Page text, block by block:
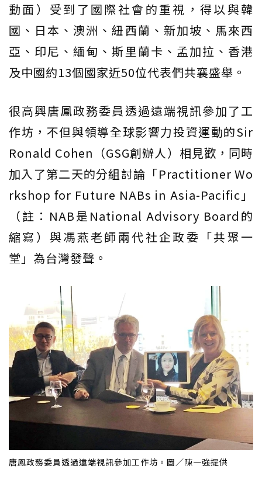
動面）受到了國際社會的重視，得以與韓
國、日本、澳洲、紐西蘭、新加坡、馬來西
亞、印尼、緬甸、斯里蘭卡、孟加拉、香港
及中國約13個國家近50位代表們共襄盛舉。
很高興唐鳳政務委員透過遠端視訊參加了工
作坊，不但與領導全球影響力投資運動的Sir
Ronald Cohen（GSG創辦人）相見歡，同時
加入了第二天的分組討論「Practitioner Wo
rkshop for Future NABs in Asia-Pacific」
（註：NAB是National Advisory Board的
縮寫）與馮燕老師兩代社企政委「共聚一
堂」為台灣發聲。
唐鳳政務委員透過遠端視訊參加工作坊。圖／陳一強提供